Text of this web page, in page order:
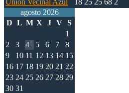
agosto 2026
D L M X J V S
1
2
3 4 5 6 7
8
9
10 11 12 13 14 15
16 17 18 19 20 21 22
23 24 25 26 27 28 29
30 31